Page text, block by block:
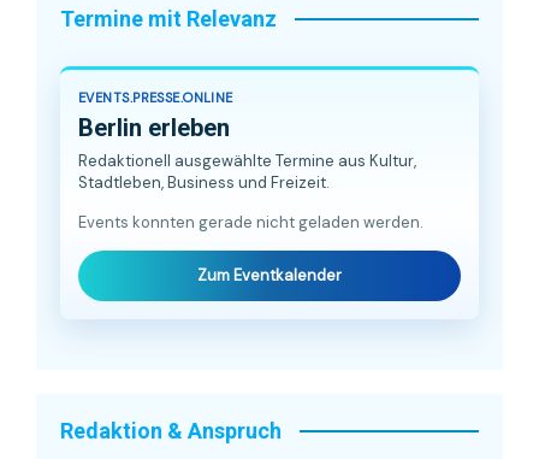
Termine mit Relevanz
EVENTS.PRESSE.ONLINE
Berlin erleben
Redaktionell ausgewählte Termine aus Kultur,
Stadtleben, Business und Freizeit.
Events konnten gerade nicht geladen werden.
Zum Eventkalender
Redaktion & Anspruch